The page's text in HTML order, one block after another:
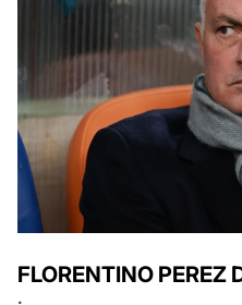
FLORENTINO PEREZ